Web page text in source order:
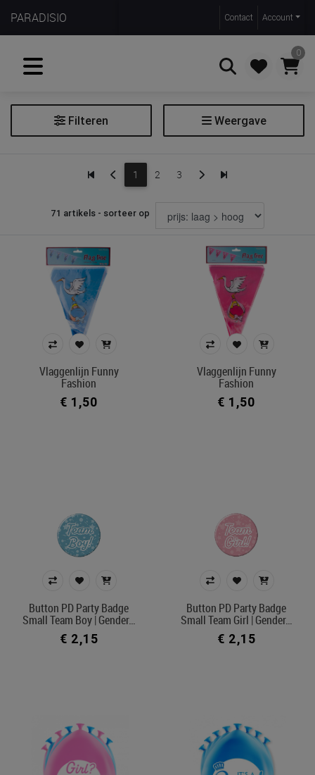
PARADISIO Contact Account
0
Zoeken
Filteren Weergave
Babyvoorspellingen
Feestartikelen
Fun stuff
1 2 3
71 artikels - sorteer op
Vlaggenlijn Funny
Fashion
€ 1,50
Vlaggenlijn Funny
Fashion
€ 1,50
Button PD Party Badge
Small Team Boy | Gender…
€ 2,15
Button PD Party Badge
Small Team Girl | Gender…
€ 2,15